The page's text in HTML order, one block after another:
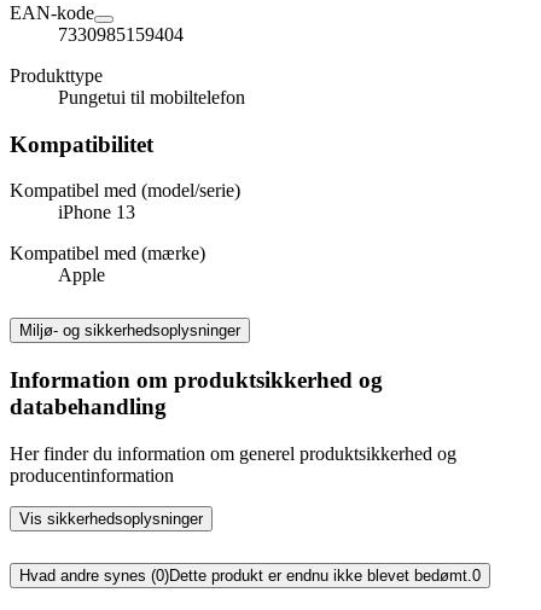
EAN-kode
7330985159404
Produkttype
Pungetui til mobiltelefon
Kompatibilitet
Kompatibel med (model/serie)
iPhone 13
Kompatibel med (mærke)
Apple
Miljø- og sikkerhedsoplysninger
Information om produktsikkerhed og
databehandling
Her finder du information om generel produktsikkerhed og
producentinformation
Vis sikkerhedsoplysninger
Hvad andre synes (0)Dette produkt er endnu ikke blevet bedømt. 0